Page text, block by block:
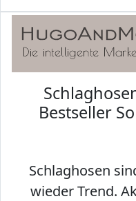
Bestseller
Schlaghosen
wieder Trend.